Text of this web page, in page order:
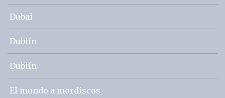
Dubai
Dublín
Dublín
El mundo a mordiscos